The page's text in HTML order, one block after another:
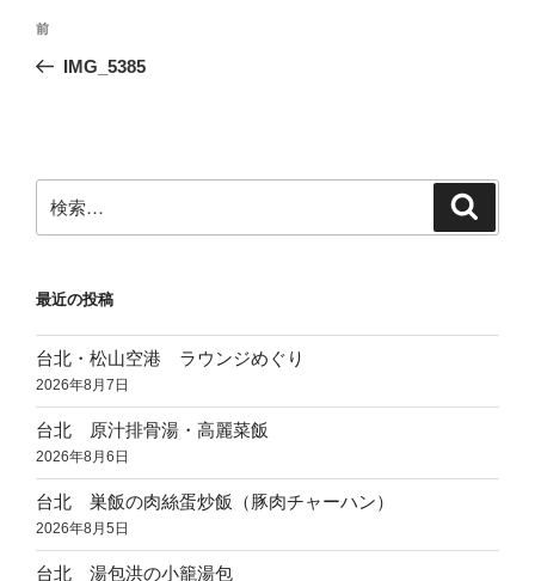
投
ナ
ー
シ
前
の
前
IMG_5385
索:
最近の投稿
台北・松山空港 ラウンジめぐり
2026年8月7日
台北 原汁排骨湯・高麗菜飯
2026年8月6日
台北 巣飯の肉絲蛋炒飯（豚肉チャーハン）
2026年8月5日
台北 湯包洪の小籠湯包